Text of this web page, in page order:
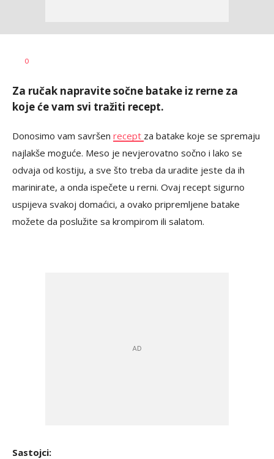
AUTOR
0
Za ručak napravite sočne batake iz rerne za
koje će vam svi tražiti recept.
Donosimo vam savršen recept za batake koje se spremaju
najlakše moguće. Meso je nevjerovatno sočno i lako se
odvaja od kostiju, a sve što treba da uradite jeste da ih
marinirate, a onda ispečete u rerni. Ovaj recept sigurno
uspijeva svakoj domaćici, a ovako pripremljene batake
možete da poslužite sa krompirom ili salatom.
Sastojci: